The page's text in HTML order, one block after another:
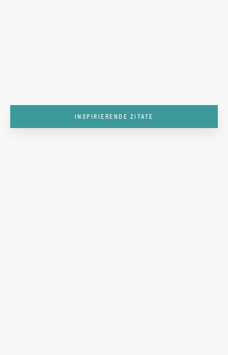
INSPIRIERENDE ZITATE